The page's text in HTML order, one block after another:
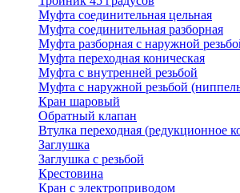
Муфта соединительная цельная
Муфта соединительная разборная
Муфта разборная с наружной
Муфта переходная коническая
Муфта с внутренней резьбой
Муфта с наружной резьбой
Кран шаровый
Обратный клапан
Втулка переходная (редукционное
Заглушка
Заглушка с резьбой
Крестовина
Кран с электроприводом